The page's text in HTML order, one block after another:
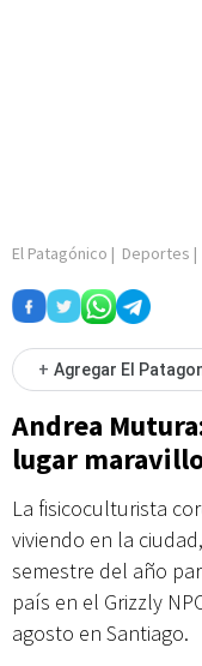
El Patagónico | Deportes |
+ Agregar El
Andrea
lugar
La fisicoculturista
viviendo en la
semestre del año
país en el Grizzly
agosto en Santiago.